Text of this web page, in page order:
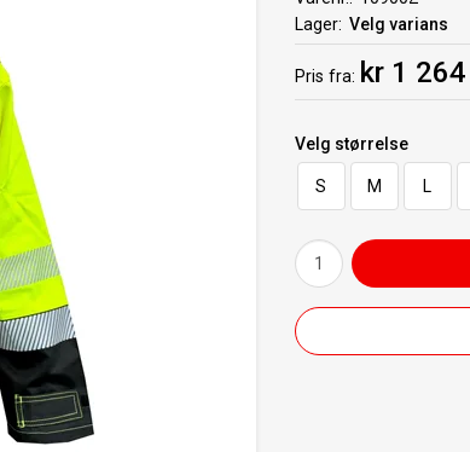
Lager Velg varians
Pris fra kr 1 264
Velg størrelse
S M L